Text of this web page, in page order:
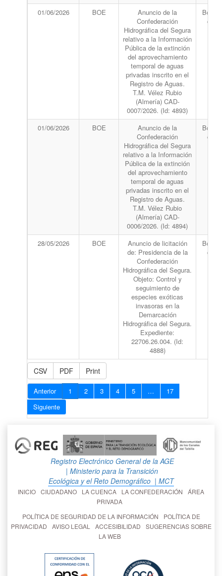
01/06/2026 BOE
Anuncio de la
Confederación
Hidrográfica del Segura
relativo a la Información
Pública de la extinción
del aprovechamiento
temporal de aguas
privadas inscrito en el
Registro de Aguas.
T.M. Vélez Rubio
(Almería) CAD-
0007/2026. (Id: 4893)
del
01/06/2026 BOE
Anuncio de la
Confederación
Hidrográfica del Segura
relativo a la Información
Pública de la extinción
del aprovechamiento
temporal de aguas
privadas inscrito en el
Registro de Aguas.
T.M. Vélez Rubio
(Almería) CAD-
0006/2026. (Id: 4894)
del
28/05/2026 BOE
Anuncio de licitación
de: Presidencia de la
Confederación
Hidrográfica del Segura.
Objeto: Control y
seguimiento de
especies exóticas
invasoras en la
Demarcación
Hidrográfica del Segura.
Expediente:
22706.26.004. (Id:
4888)
del
CSV PDF Print
Anterior 1 2 3 4 5 …
17
Siguiente
Registro Electrónico General de la AGE
| Ministerio para la Transición
Ecológica y el Reto Demográfico | MCT
INICIO CIUDADANO LA CUENCA LA CONFEDERACIÓN
ÁREA
PRIVADA
POLÍTICA DE SEGURIDAD DE LA INFORMACIÓN
POLÍTICA DE
PRIVACIDAD
AVISO LEGAL ACCESIBILIDAD
SUGERENCIAS SOBRE
LA WEB